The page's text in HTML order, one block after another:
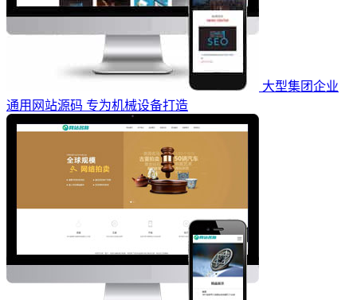
大型集团企业
通用网站源码 专为机械设备打造